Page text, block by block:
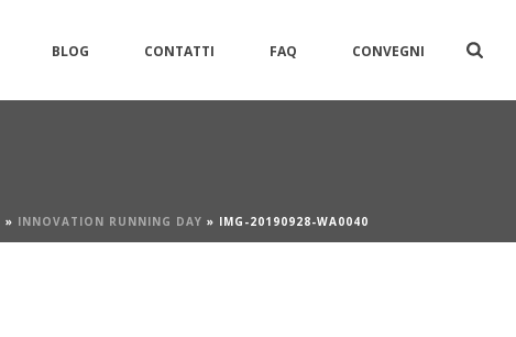
BLOG CONTATTI FAQ CONVEGNI
» INNOVATION RUNNING DAY » IMG-20190928-WA0040